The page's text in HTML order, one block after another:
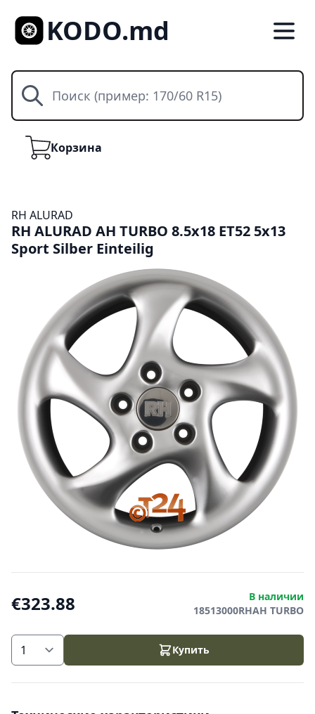
KODO.md
Поиск
КорзинаКорзина
RH ALURAD
RH ALURAD AH TURBO 8.5x18 ET52 5x13
Sport Silber Einteilig
€323.88
В наличии
18513000RHAH TURBO
Купить